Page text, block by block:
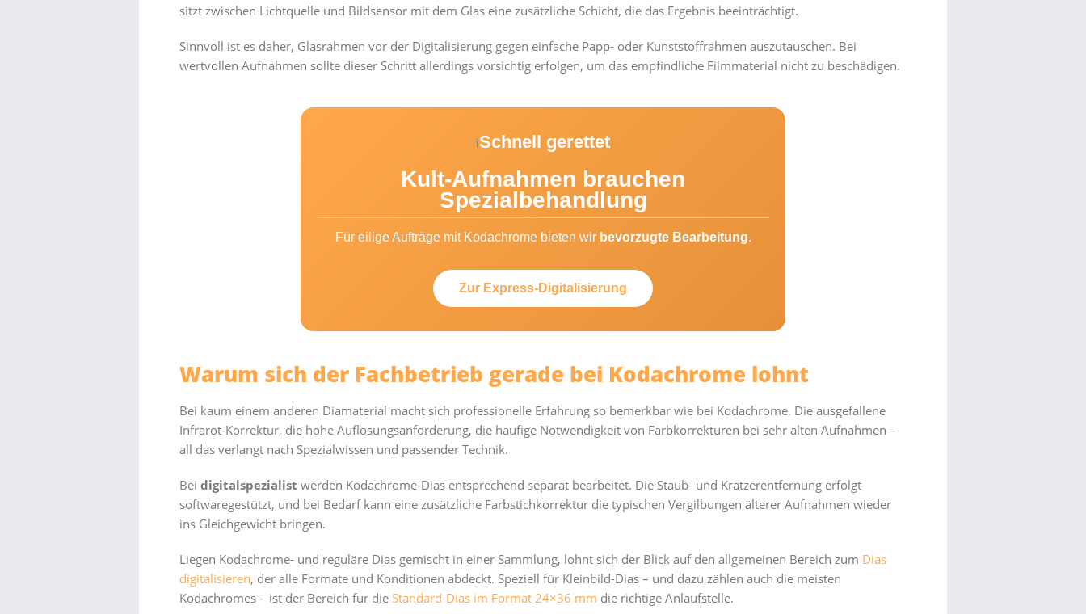
sitzt zwischen Lichtquelle und Bildsensor mit dem Glas eine zusätzliche Schicht, die das Ergebnis beeinträchtigt.
Sinnvoll ist es daher, Glasrahmen vor der Digitalisierung gegen einfache Papp- oder Kunststoffrahmen auszutauschen. Bei
wertvollen Aufnahmen sollte dieser Schritt allerdings vorsichtig erfolgen, um das empfindliche Filmmaterial nicht zu beschädigen.
iSchnell gerettet
Kult-Aufnahmen brauchen
Spezialbehandlung
Für eilige Aufträge mit Kodachrome bieten wir bevorzugte Bearbeitung.
Zur Express-Digitalisierung
Warum sich der Fachbetrieb gerade bei Kodachrome lohnt
Bei kaum einem anderen Diamaterial macht sich professionelle Erfahrung so bemerkbar wie bei Kodachrome. Die ausgefallene
Infrarot-Korrektur, die hohe Auflösungsanforderung, die häufige Notwendigkeit von Farbkorrekturen bei sehr alten Aufnahmen –
all das verlangt nach Spezialwissen und passender Technik.
Bei digitalspezialist werden Kodachrome-Dias entsprechend separat bearbeitet. Die Staub- und Kratzerentfernung erfolgt
softwaregestützt, und bei Bedarf kann eine zusätzliche Farbstichkorrektur die typischen Vergilbungen älterer Aufnahmen wieder
ins Gleichgewicht bringen.
Liegen Kodachrome- und reguläre Dias gemischt in einer Sammlung, lohnt sich der Blick auf den allgemeinen Bereich zum Dias
digitalisieren, der alle Formate und Konditionen abdeckt. Speziell für Kleinbild-Dias – und dazu zählen auch die meisten
Kodachromes – ist der Bereich für die Standard-Dias im Format 24×36 mm die richtige Anlaufstelle.